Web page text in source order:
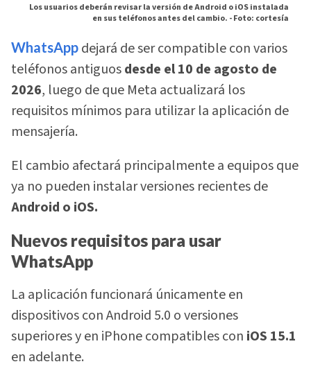
Los usuarios deberán revisar la versión de Android o iOS instalada
en sus teléfonos antes del cambio. -Foto: cortesía
WhatsApp dejará de ser compatible con varios
teléfonos antiguosdesde el 10 de agosto de
2026, luego de que Meta actualizará los
requisitos mínimos para utilizar la aplicación de
mensajería.
El cambio afectará principalmente a equipos que
ya no pueden instalar versiones recientes de
Android o iOS.
Nuevos requisitos para usar
WhatsApp
La aplicación funcionará únicamente en
dispositivos con Android 5.0 o versiones
superiores y en iPhone compatibles con iOS 15.1
en adelante.